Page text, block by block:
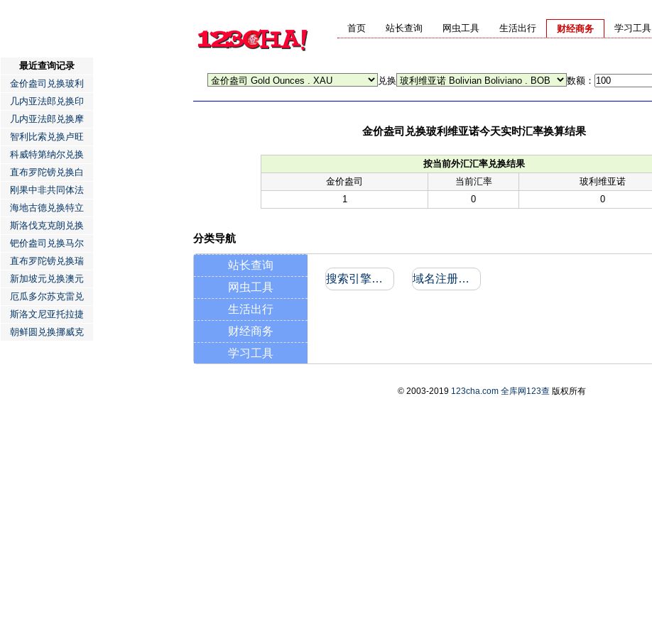
首页 站长查询 网虫工具 生活出行
财经商务
学习工具
兑换 数额：
金价盎司兑换玻利维亚诺今天实时汇率换算结果
按当前外汇汇率兑换结果
金价盎司
当前汇率
玻利维亚诺
1
0 0
最近查询记录
金价盎司兑换玻利
几内亚法郎兑换印
几内亚法郎兑换摩
智利比索兑换卢旺
科威特第纳尔兑换
直布罗陀镑兑换白
刚果中非共同体法
海地古德兑换特立
斯洛伐克克朗兑换
钯价盎司兑换马尔
直布罗陀镑兑换瑞
新加坡元兑换澳元
厄瓜多尔苏克雷兑
斯洛文尼亚托拉捷
朝鲜圆兑换挪威克
分类导航
站长查询
网虫工具
生活出行
财经商务
学习工具
搜索引擎收录和反向链接 域名注册信息
© 2003-2019 123cha.com 全库网123查版权所有